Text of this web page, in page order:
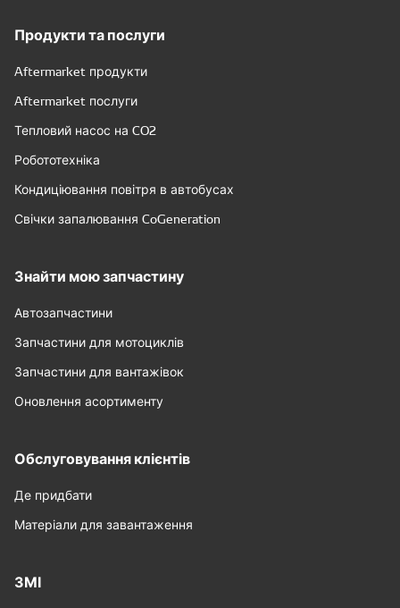
Продукти та послуги
Aftermarket продукти
Aftermarket послуги
Тепловий насос на CO2
Робототехніка
Кондиціювання повітря в автобусах
Свічки запалювання CoGeneration
Знайти мою запчастину
Автозапчастини
Запчастини для мотоциклів
Запчастини для вантажівок
Оновлення асортименту
Обслуговування клієнтів
Де придбати
Матеріали для завантаження
ЗМІ